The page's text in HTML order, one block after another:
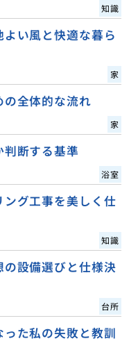
知識
い風と快適な暮ら
家
の全体的な流れ
家
断する基準
浴室
グ工事を美しく仕
知識
設備選びと仕様決
台所
た私の失敗と教訓